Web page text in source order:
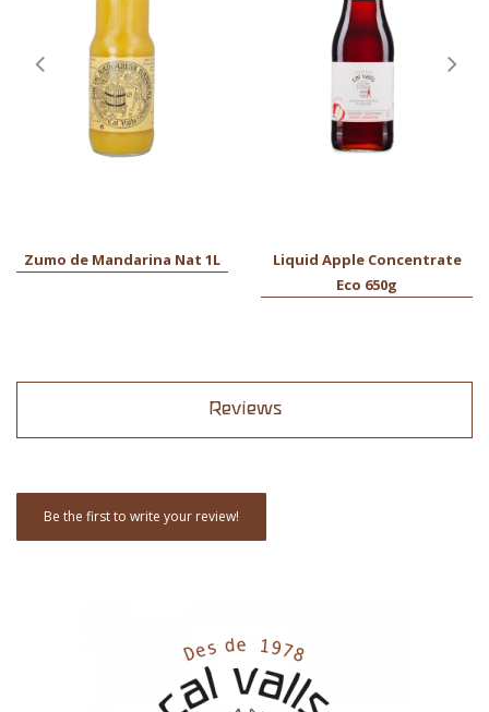
Zumo de Mandarina Nat 1L
Liquid Apple Concentrate
Eco 650g
Reviews
Be the first to write your review!